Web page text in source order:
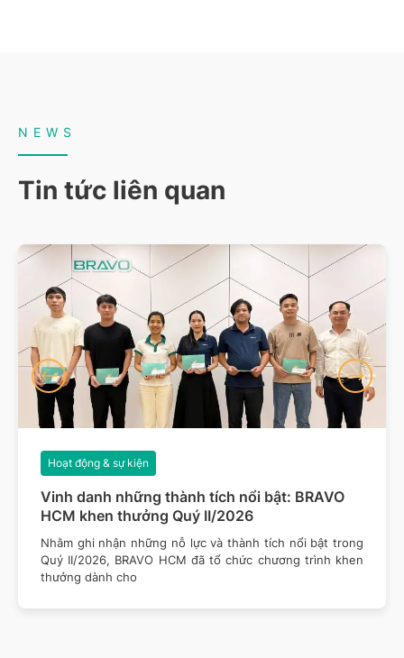
NEWS
Tin tức liên quan
Vinh danh những thành tích nổi bật: BRAVO
HCM khen thưởng Quý II/2026
Hoạt động & sự kiện
Nhằm ghi nhận những nỗ lực và thành tích nổi bật trong
Quý II/2026, BRAVO HCM đã tổ chức chương trình khen
thưởng dành cho